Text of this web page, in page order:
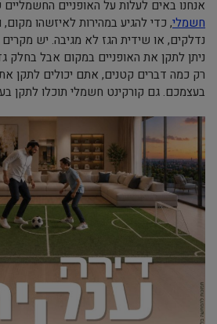
אנחנו באים לעלות על האופניים
חשמלי, כדי להגיע במהירות לאיזשהו
נדלקים, או שידית הגז לא מגיבה. יש
ניתן לתקן את האופניים במקום אבל בחלק
רק כמה דברים קטנים, אתם יכולים לתקן
בעצמכם. גם קורקינט חשמלי תוכלו לתקן